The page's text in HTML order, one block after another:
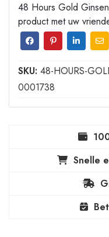
48 Hours Gold
product met uw
SKU: 48-HOURS-
0001738
Snelle